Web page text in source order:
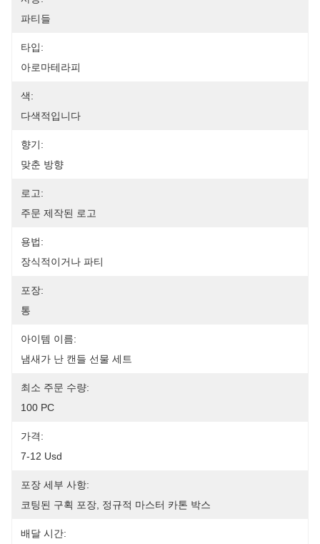
파티들
타입:
아로마테라피
색:
다색적입니다
향기:
맞춘 방향
로고:
주문 제작된 로고
용법:
장식적이거나 파티
포장:
통
아이템 이름:
냄새가 난 캔들 선물 세트
최소 주문 수량:
100 PC
가격:
7-12 Usd
포장 세부 사항:
코팅된 구획 포장, 정규적 마스터 카톤 박스
배달 시간: